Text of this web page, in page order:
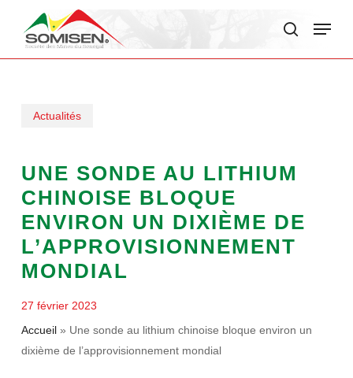
Menu
Actualités
UNE SONDE AU LITHIUM
CHINOISE BLOQUE
ENVIRON UN DIXIÈME DE
L’APPROVISIONNEMENT
MONDIAL
27 février 2023
Accueil» Une sonde au lithium chinoise bloque environ un
dixième de l’approvisionnement mondial